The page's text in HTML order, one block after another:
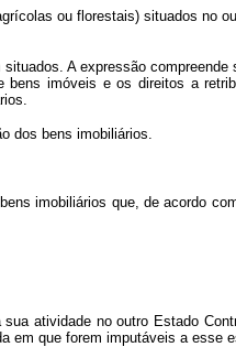
ou florestais) situados no
A expressão compreende
imóveis e os direitos a
dos bens imobiliários.
imobiliários que, de acordo
atividade no outro Estado
em que forem imputáveis a esse